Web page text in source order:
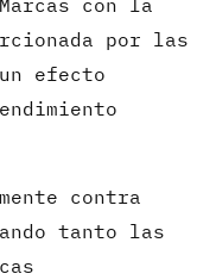
por las
efecto
contra
tanto las